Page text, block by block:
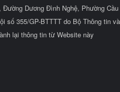
Dương Đình Nghệ, Phường
số 355/GP-BTTTT do Bộ Thông tin
lại thông tin từ Website này